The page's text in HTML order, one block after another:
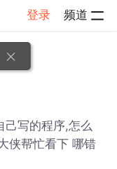
登录 频道
己写的程序,怎么
侠帮忙看下 哪错